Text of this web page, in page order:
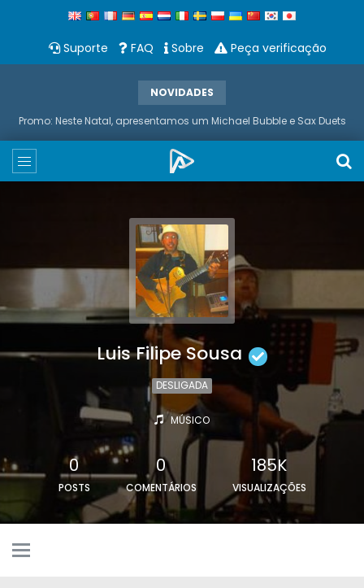
Suporte FAQ Sobre Peça verificação
NOVIDADES
Promo: Neste Natal, apresentamos um Michael Bubble e Sax Duets
Luis Filipe Sousa
DESLIGADA
MÚSICO
0
POSTS
0
COMENTÁRIOS
185K
VISUALIZAÇÕES